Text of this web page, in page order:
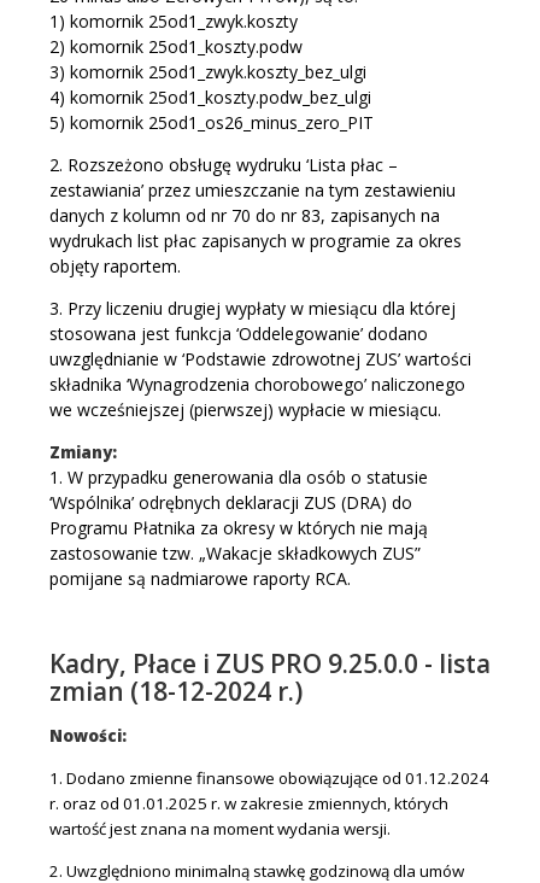
1) komornik 25od1_zwyk.koszty
2) komornik 25od1_koszty.podw
3) komornik 25od1_zwyk.koszty_bez_ulgi
4) komornik 25od1_koszty.podw_bez_ulgi
5) komornik 25od1_os26_minus_zero_PIT
2. Rozszeżono obsługę wydruku ‘Lista płac –
zestawiania’ przez umieszczanie na tym zestawieniu
danych z kolumn od nr 70 do nr 83, zapisanych na
wydrukach list płac zapisanych w programie za okres
objęty raportem.
3. Przy liczeniu drugiej wypłaty w miesiącu dla której
stosowana jest funkcja ‘Oddelegowanie’ dodano
uwzględnianie w ‘Podstawie zdrowotnej ZUS’ wartości
składnika ‘Wynagrodzenia chorobowego’ naliczonego
we wcześniejszej (pierwszej) wypłacie w miesiącu.
Zmiany:
1. W przypadku generowania dla osób o statusie
‘Wspólnika’ odrębnych deklaracji ZUS (DRA) do
Programu Płatnika za okresy w których nie mają
zastosowanie tzw. „Wakacje składkowych ZUS”
pomijane są nadmiarowe raporty RCA.
Kadry, Płace i ZUS PRO 9.25.0.0 - lista
zmian (18-12-2024 r.)
Nowości:
1. Dodano zmienne finansowe obowiązujące od 01.12.2024
r. oraz od 01.01.2025 r. w zakresie zmiennych, których
wartość jest znana na moment wydania wersji.
2. Uwzględniono minimalną stawkę godzinową dla umów